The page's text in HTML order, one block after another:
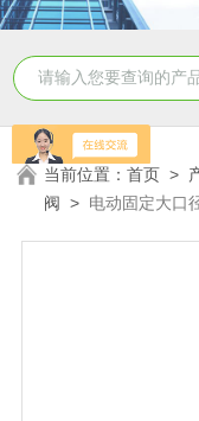
当前位置：首页 >
阀 > 电动固定大口